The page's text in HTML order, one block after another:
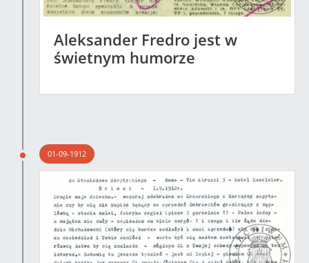
Aleksander Fredro jest w
świetnym humorze
01-09-1912